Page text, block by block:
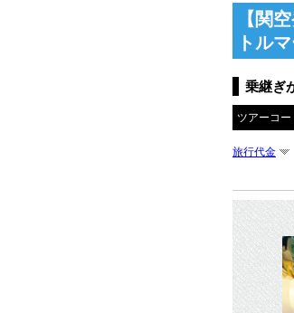
【関
トル
乗継ぎ
ツアーコー
旅行代金